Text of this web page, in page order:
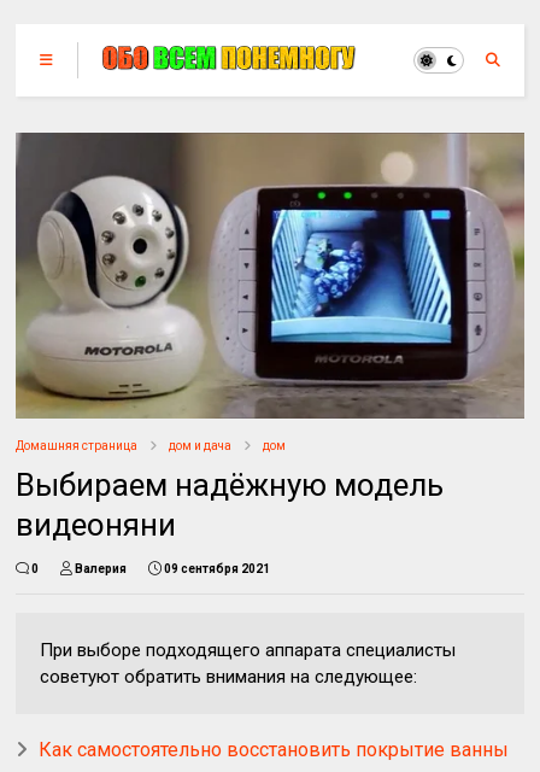
Домашняя страница дом и дача дом
Выбираем надёжную модель
видеоняни
0 Валерия 09 сентября 2021
При выборе подходящего аппарата специалисты
советуют обратить внимания на следующее:
Как самостоятельно восстановить покрытие ванны